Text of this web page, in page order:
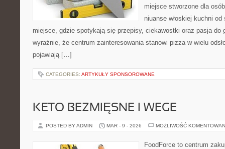
miejsce stworzone dla
niuanse włoskiej kuchni
miejsce, gdzie spotykają się przepisy, ciekawostki oraz pasja do
wyraźnie, że centrum zainteresowania stanowi pizza w wielu
pojawiają […]
CATEGORIES: ARTYKUŁY SPONSOROWANE
KETO BEZMIĘSNE I WEGE
POSTED BY ADMIN MAR - 9 - 2026 MOŻLIWOŚĆ
FoodForce to centrum